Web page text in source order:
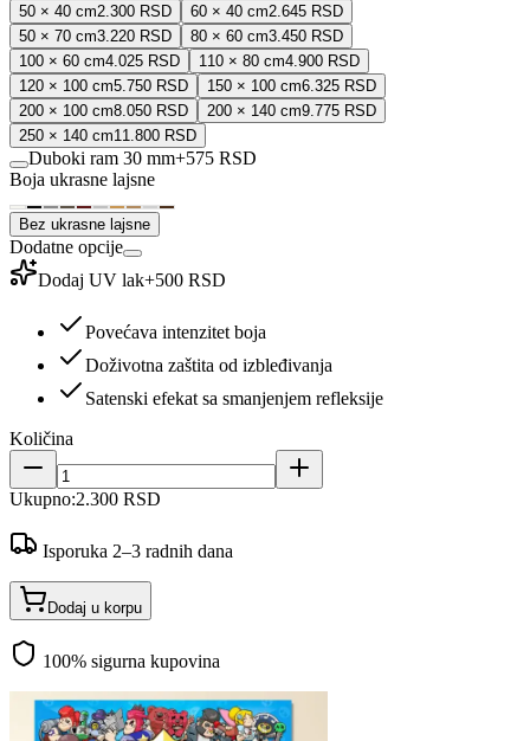
50 × 40 cm2.300 RSD 60 × 40 cm2.645 RSD
50 × 70 cm3.220 RSD 80 × 60 cm3.450 RSD
100 × 60 cm4.025 RSD 110 × 80 cm4.900 RSD
120 × 100 cm5.750 RSD 150 × 100 cm6.325 RSD
200 × 100 cm8.050 RSD 200 × 140 cm9.775 RSD
250 × 140 cm11.800 RSD
Duboki ram 30 mm+575 RSD
Boja ukrasne lajsne
Bez ukrasne lajsne
Dodatne opcije
Dodaj UV lak+500 RSD
Povećava intenzitet boja
Doživotna zaštita od izbleđivanja
Satenski efekat sa smanjenjem refleksije
Količina
Ukupno:2.300 RSD
Isporuka 2–3 radnih dana
Dodaj u korpu
100% sigurna kupovina